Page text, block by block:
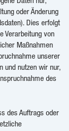
oder Änderung
Dies erfolgt
Verarbeitung von
Maßnahmen
unserer
und nutzen wir nur,
des
des Auftrags oder